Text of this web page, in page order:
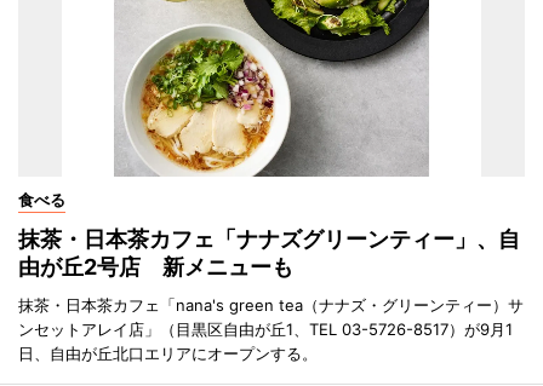
食べる
抹茶・日本茶カフェ「ナナズグリーンティー」、自
由が丘2号店 新メニューも
抹茶・日本茶カフェ「nana's green tea（ナナズ・グリーンティー）サ
ンセットアレイ店」（目黒区自由が丘1、TEL 03-5726-8517）が9月1
日、自由が丘北口エリアにオープンする。